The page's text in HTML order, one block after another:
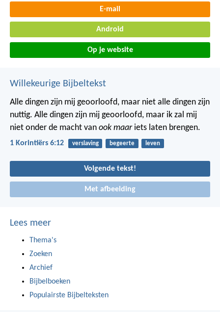
E-mail
Android
Op je website
Willekeurige Bijbeltekst
Alle dingen zijn mij geoorloofd, maar niet alle dingen zijn
nuttig. Alle dingen zijn mij geoorloofd, maar ik zal mij
niet onder de macht van ook maariets laten brengen.
1 Korintiërs 6:12 verslaving begeerte leven
Volgende tekst!
Met afbeelding
Lees meer
Thema's
Zoeken
Archief
Bijbelboeken
Populairste Bijbelteksten